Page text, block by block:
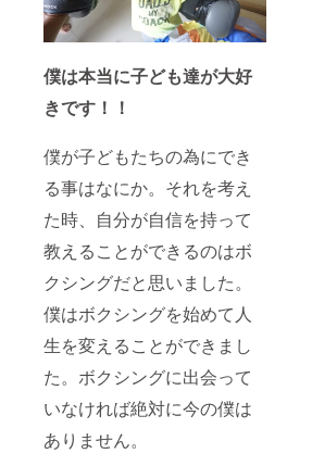
僕は本当に子ども達が大好
きです！！
僕が子どもたちの為にでき
る事はなにか。それを考え
た時、自分が自信を持って
教えることができるのはボ
クシングだと思いました。
僕はボクシングを始めて人
生を変えることができまし
た。ボクシングに出会って
いなければ絶対に今の僕は
ありません。